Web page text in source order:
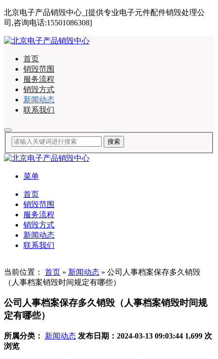
北京电子产品销毁中心_[提供专业电子元件配件销毁处理公
司,咨询电话:15501086308]
首页
销毁范围
服务流程
销毁方式
新闻动态
联系我们
菜单
首页
销毁范围
服务流程
销毁方式
新闻动态
联系我们
当前位置： 首页 » 新闻动态 » 公司人事档案保存多久销毁
（人事档案销毁时间规定有哪些）
公司人事档案保存多久销毁（人事档案销毁时间规
定有哪些）
所属分类： 新闻动态 发布日期：2024-03-13 09:03:44 1,699 次
浏览